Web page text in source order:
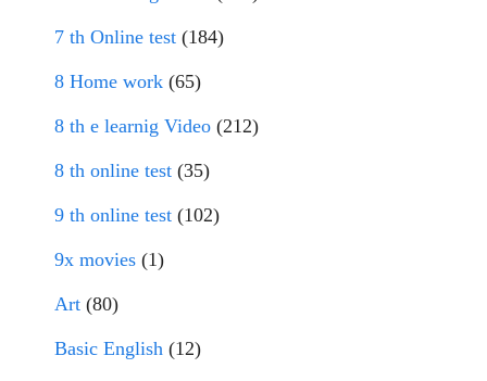
7 th Online test (184)
8 Home work (65)
8 th e learnig Video (212)
8 th online test (35)
9 th online test (102)
9x movies (1)
Art (80)
Basic English (12)